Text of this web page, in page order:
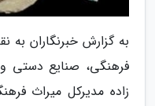
به گزارش خبرنگاران به
فرهنگی، صنایع دستی و
زاده مدیرکل میراث